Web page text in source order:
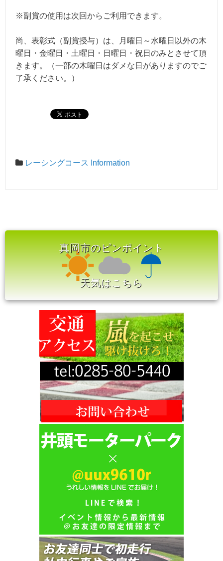
※副賞の使用は次回からご利用できます。
尚、表彰式（副賞授与）は、月曜日～水曜日以外の木
曜日・金曜日・土曜日・日曜日・祝日のみとさせて頂
きます。（一部の木曜日はダメな日がありますのでご
了承ください。）
レーシングコース Information
真岡市のピンポイント
天気はこちら